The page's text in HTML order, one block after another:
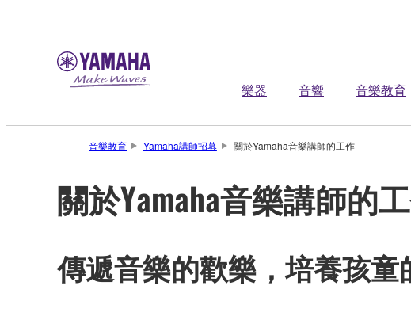
樂器 音響 音樂教育
音樂教育 Yamaha講師招募 關於Yamaha音樂講師的工作
關於Yamaha音樂講師的
傳遞音樂的歡樂，培養孩童